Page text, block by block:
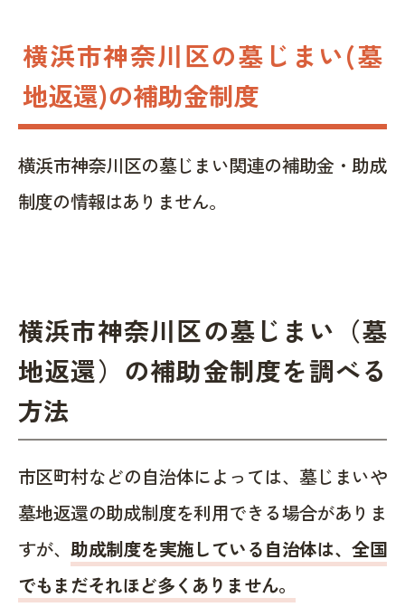
横浜市神奈川区の墓じまい(墓
地返還)の補助金制度
横浜市神奈川区の墓じまい関連の補助金・助成
制度の情報はありません。
横浜市神奈川区の墓じまい（墓
地返還）の補助金制度を調べる
方法
市区町村などの自治体によっては、墓じまいや
墓地返還の助成制度を利用できる場合がありま
すが、助成制度を実施している自治体は、全国
でもまだそれほど多くありません。